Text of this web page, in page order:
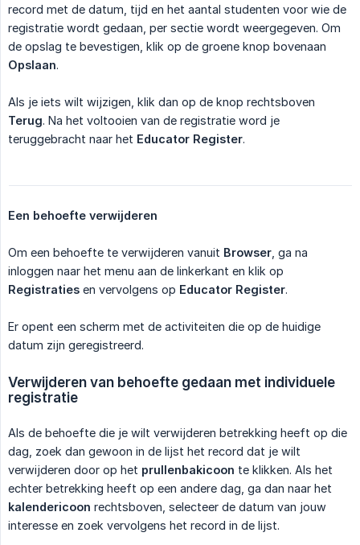
record met de datum, tijd en het aantal studenten voor wie de
registratie wordt gedaan, per sectie wordt weergegeven. Om
de opslag te bevestigen, klik op de groene knop bovenaan
Opslaan.
Als je iets wilt wijzigen, klik dan op de knop rechtsboven
Terug. Na het voltooien van de registratie word je
teruggebracht naar het Educator Register.
Een behoefte verwijderen
Om een behoefte te verwijderen vanuit Browser , ga na
inloggen naar het menu aan de linkerkant en klik op
Registraties en vervolgens op Educator Register.
Er opent een scherm met de activiteiten die op de huidige
datum zijn geregistreerd.
Verwijderen van behoefte gedaan met individuele
registratie
Als de behoefte die je wilt verwijderen betrekking heeft op die
dag, zoek dan gewoon in de lijst het record dat je wilt
verwijderen door op het prullenbakicoon te klikken. Als het
echter betrekking heeft op een andere dag, ga dan naar het
kalendericoon rechtsboven, selecteer de datum van jouw
interesse en zoek vervolgens het record in de lijst.